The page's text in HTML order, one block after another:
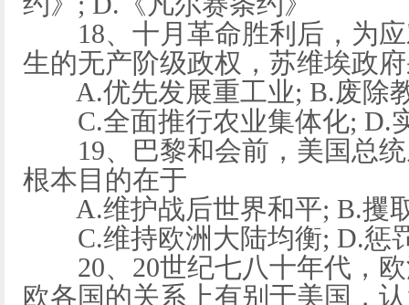
18、十月革命胜利后，为应
生的无产阶级政权，苏维埃政
A.优先发展重工业; B.废除
C.全面推行农业集体化; D.
19、巴黎和会前，美国总统
根本目的在于
A.维护战后世界和平; B.攫
C.维持欧洲大陆均衡; D.惩
20、20世纪七八十年代，欧
欧各国的关系上有别于美国，